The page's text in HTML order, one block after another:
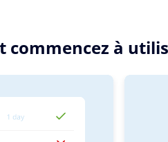
commencez à